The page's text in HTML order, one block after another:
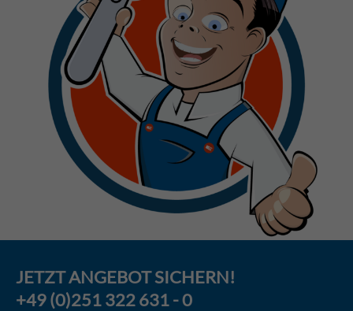
JETZTANGEBOTSICHERN!
+49 (0)251 322 631 - 0